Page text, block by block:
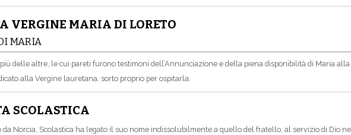
VERGINE MARIA DI LORETO
MARIA
delle altre, le cui pareti furono testimoni dell’Annunciazione e della piena disponibilità di Maria
alla Vergine lauretana, sorto proprio per ospitarla.
SCOLASTICA
da Norcia, Scolastica ha legato il suo nome indissolubilmente a quello del fratello, al servizio di Dio